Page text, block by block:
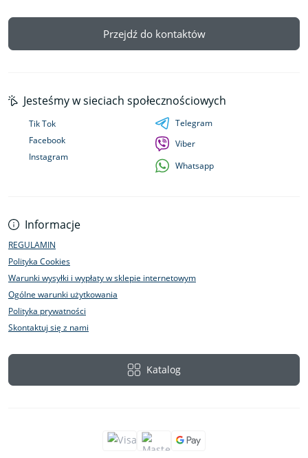
Przejdź do kontaktów
Informacje
REGULAMIN
Polityka Cookies
Warunki wysyłki i wypłaty w sklepie internetowym
Ogólne warunki użytkowania
Polityka prywatności
Skontaktuj się z nami
Katalog
Jesteśmy w sieciach społecznościowych
Tik Tok
Facebook
Instagram
Telegram
Viber
Whatsapp